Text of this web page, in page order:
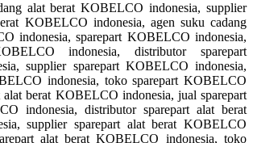
alat berat KOBELCO indonesia, supplier
KOBELCO indonesia, agen suku cadang
indonesia, sparepart KOBELCO indonesia,
indonesia, distributor sparepart
supplier sparepart KOBELCO indonesia,
indonesia, toko sparepart KOBELCO
alat berat KOBELCO indonesia, jual sparepart
indonesia, distributor sparepart alat berat
supplier sparepart alat berat KOBELCO
alat berat KOBELCO indonesia, toko